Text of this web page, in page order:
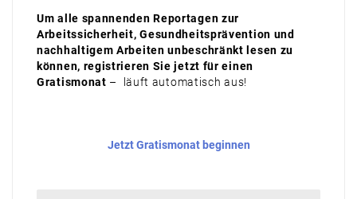
Um alle spannenden Reportagen zur
Arbeitssicherheit, Gesundheitsprävention und
nachhaltigem Arbeiten unbeschränkt lesen zu
können, registrieren Sie jetzt für einen
Gratismonat – läuft automatisch aus!
Jetzt Gratismonat beginnen